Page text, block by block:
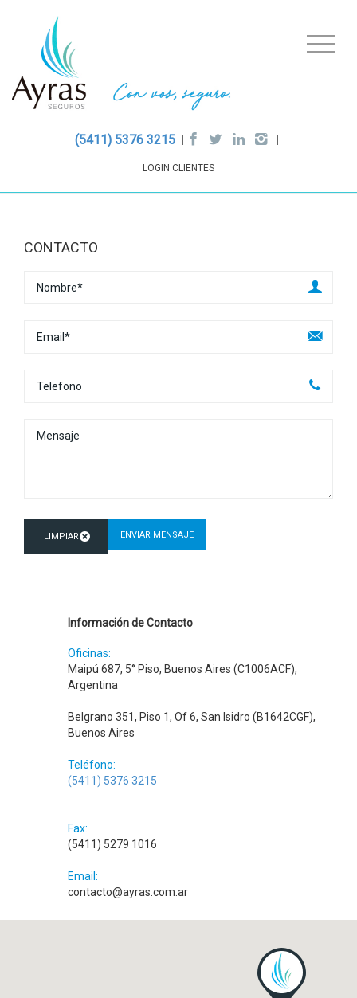
(5411) 5376 3215
LOGIN CLIENTES
CONTACTO
Información de Contacto
Oficinas:
Maipú 687, 5° Piso, Buenos Aires (C1006ACF),
Argentina
Belgrano 351, Piso 1, Of 6, San Isidro (B1642CGF),
Buenos Aires
Teléfono:
(5411) 5376 3215
Fax:
(5411) 5279 1016
Email:
contacto@ayras.com.ar